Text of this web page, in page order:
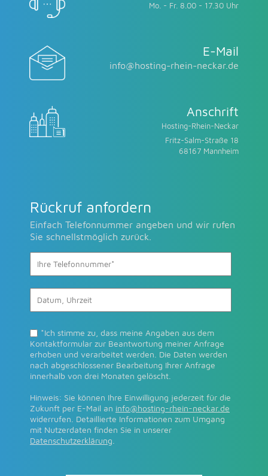
Mo. - Fr. 8.00 - 17.30 Uhr
E-Mail
info@hosting-rhein-neckar.de
Anschrift
Hosting-Rhein-Neckar
Fritz-Salm-Straße 18
68167 Mannheim
Rückruf anfordern
Einfach Telefonnummer angeben und wir rufen
Sie schnellstmöglich zurück.
*Ich stimme zu, dass meine Angaben aus dem
Kontaktformular zur Beantwortung meiner Anfrage
erhoben und verarbeitet werden. Die Daten werden
nach abgeschlossener Bearbeitung Ihrer Anfrage
innerhalb von drei Monaten gelöscht.
Hinweis: Sie können Ihre Einwilligung jederzeit für die
Zukunft per E-Mail an info@hosting-rhein-neckar.de
widerrufen. Detaillierte Informationen zum Umgang
mit Nutzerdaten finden Sie in unserer
Datenschutzerklärung